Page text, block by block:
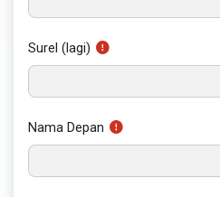
Surel (lagi)
Nama Depan